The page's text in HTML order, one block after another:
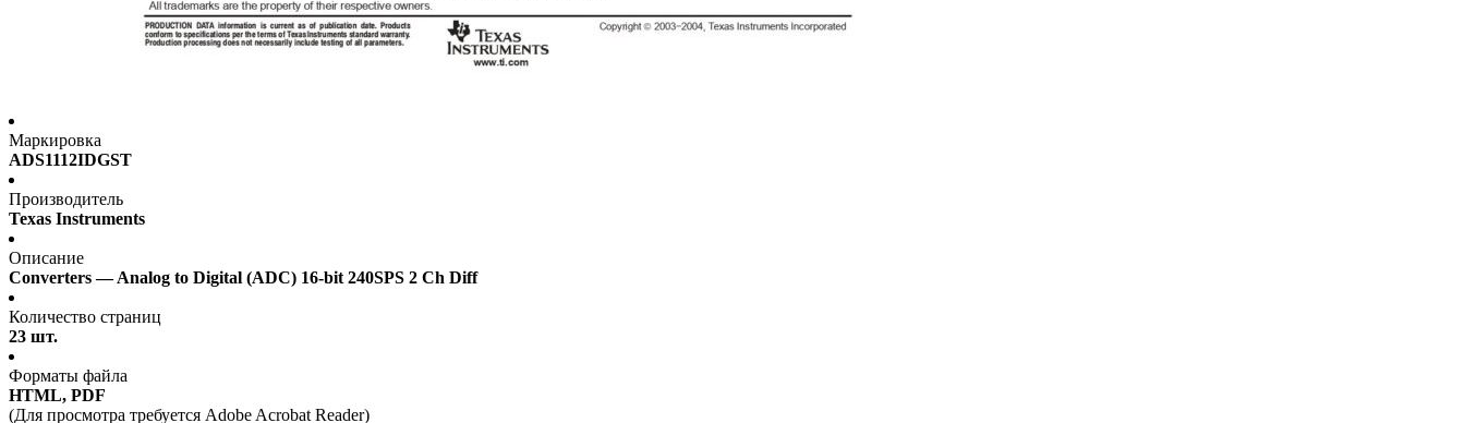
Маркировка
ADS1112IDGST
Производитель
Texas Instruments
Описание
Converters — Analog to Digital (ADC) 16-bit 240SPS 2 Ch Diff
Количество страниц
23 шт.
Форматы файла
HTML, PDF
(Для просмотра требуется Adobe Acrobat Reader)